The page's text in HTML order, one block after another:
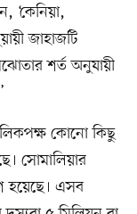
‘কেনিয়া,
জাহাজটি
শর্ত অনুযায়ী
কোনো কিছু
সোমালিয়ার
হয়েছে। এসব